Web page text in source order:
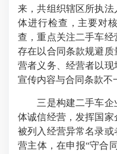
来，共组织辖区所执法
体进行检查，主要对
查，重点关注二手车
存在以合同条款规避
营者义务、经营者以现
宣传内容与合同条款不
三是构建二手车企
体诚信经营，发挥国
被列入经营异常名录
营主体，在申报“守合